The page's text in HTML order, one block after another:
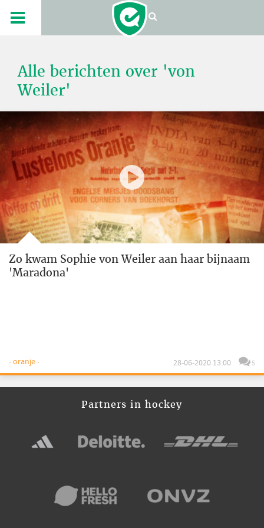
Alle berichten over 'von
Weiler'
Zo kwam Sophie von Weiler aan haar bijnaam
'Maradona'
- oranje - 28-06-2020 13:00 5
Partners in hockey